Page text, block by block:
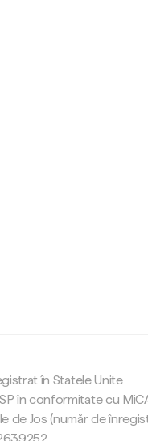
în Statele Unite
în conformitate cu
de Jos (număr de